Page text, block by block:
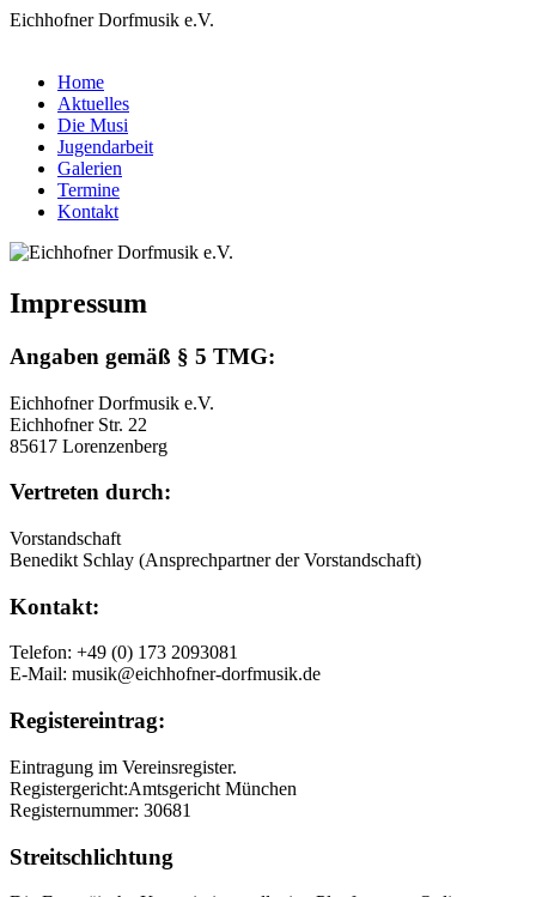
Eichhofner Dorfmusik e.V.
Home
Aktuelles
Die Musi
Jugendarbeit
Galerien
Termine
Kontakt
Impressum
Angaben gemäß § 5 TMG:
Eichhofner Dorfmusik e.V.
Eichhofner Str. 22
85617 Lorenzenberg
Vertreten durch:
Vorstandschaft
Benedikt Schlay (Ansprechpartner der Vorstandschaft)
Kontakt:
Telefon: +49 (0) 173 2093081
E-Mail: musik@eichhofner-dorfmusik.de
Registereintrag:
Eintragung im Vereinsregister.
Registergericht:Amtsgericht München
Registernummer: 30681
Streitschlichtung